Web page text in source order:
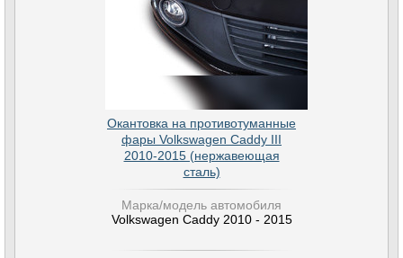
Окантовка на противотуманные
фары Volkswagen Caddy III
2010-2015 (нержавеющая
сталь)
Марка/модель автомобиля
Volkswagen Caddy 2010 - 2015